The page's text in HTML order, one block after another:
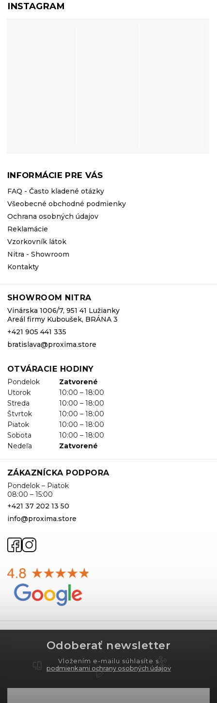
INFORMÁCIE PRE VÁS
FAQ - Často kladené otázky
Všeobecné obchodné podmienky
Ochrana osobných údajov
Reklamácie
Vzorkovník látok
Nitra - Showroom
Kontakty
SHOWROOM NITRA
Vinárska 1006/7, 951 41 Lužianky
Areál firmy Kuboušek, BRÁNA 3
+421 905 441 335
bratislava@proxima.store
OTVÁRACIE HODINY
Pondelok
Zatvorené
Utorok
10:00 – 18:00
Streda
10:00 – 18:00
Štvrtok
10:00 – 18:00
Piatok
10:00 – 18:00
Sobota
10:00 – 18:00
Nedeľa
Zatvorené
ZÁKAZNÍCKA PODPORA
Pondelok – Piatok
08:00 – 15:00
+421 37 202 13 50
info@proxima.store
Odoberať newsletter
Vložením e-mailu súhlasíte s
podmienkami ochrany osobných údajov
INSTAGRAM